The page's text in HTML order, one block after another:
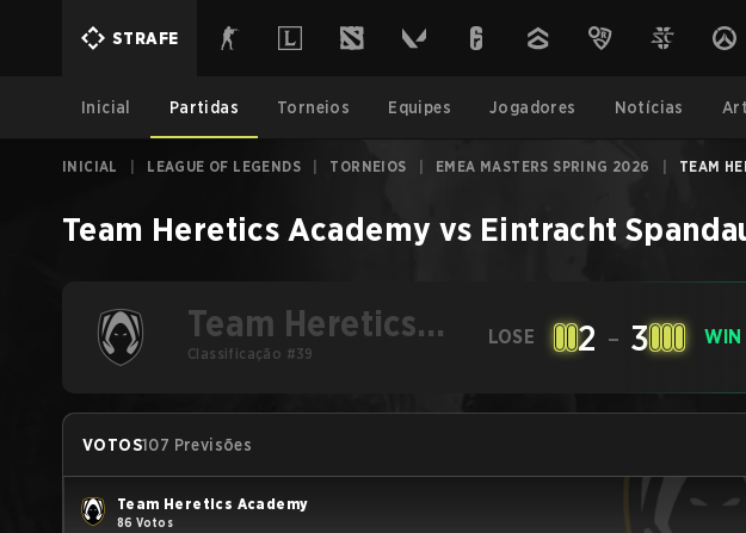
STRAFE
Inicial Partidas Torneios Equipes Jogadores Notícias
INICIAL LEAGUE OF LEGENDS TORNEIOS EMEA MASTERS SPRING 2026 TEAM
Team Heretics Academy vs Eintracht
Team Heretics
Academy
Classificação #39
LOSE 2 - 3 WIN
VOTOS107 Previsões
Team Heretics Academy
86 Votos